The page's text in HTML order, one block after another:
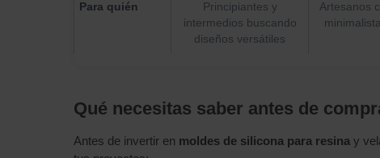
Para quién
Principiantes y
intermedios buscando
diseños versátiles
Artesanos
Qué necesitas saber antes de
Antes de invertir en moldes de silicona para resina y